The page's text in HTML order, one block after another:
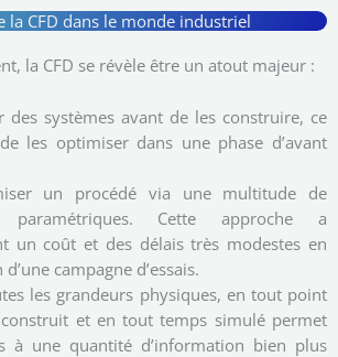
la CFD dans le monde industriel
la CFD se révèle être un atout majeur :
des systèmes avant de les construire, ce
les optimiser dans une phase d’avant
un procédé via une multitude de
paramétriques. Cette approche a
un coût et des délais très modestes en
campagne d’essais.
les grandeurs physiques, en tout point
et en tout temps simulé permet
à une quantité d’information bien plus